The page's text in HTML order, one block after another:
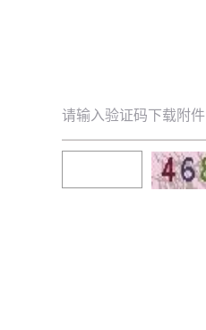
请输入验证码下载附件